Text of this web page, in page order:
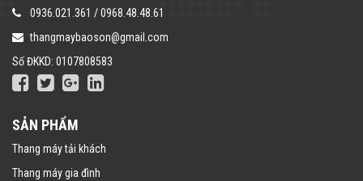
0936.021.361 /0968.48.48.61
thangmaybaoson@gmail.com
Số ĐKKD: 0107808583
SẢN PHẨM
Thang máy tải khách
Thang máy gia đình